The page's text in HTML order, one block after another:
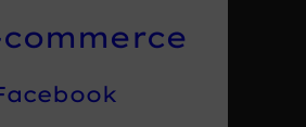
commerce